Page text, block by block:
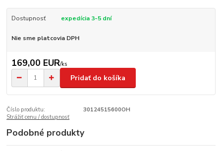
Dostupnosť expedícia 3-5 dní
Nie sme platcovia DPH
169,00 EUR/ks
Pridať do košíka
Číslo produktu:
30124515600OH
Strážiť cenu / dostupnosť
Podobné produkty